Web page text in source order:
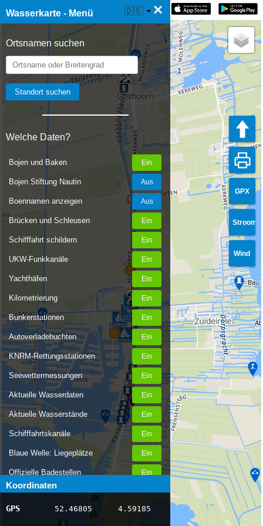
Wasserkarte - Menü ×
Ortsnamen suchen
Welche Daten?
Bojen und Baken
Bojen Stiftung Nautin
Boennamen anzeigen
Brücken und Schleusen
Schifffahrt schildern
UKW-Funkkanäle
Yachthäfen
Kilometrierung
Bunkerstationen
Autoverladebuchten
KNRM-Rettungsstationen
Seewettermessungen
Aktuelle Wasserdaten
Aktuelle Wasserstände
Schifffahrtskanäle
Blaue Welle: Liegeplätze
Offizielle Badestellen
Nachrichten Binnenschifffahrt
AIS-Schiffspositionen
Koordinaten
GPS 52.46805 4.59185
☰ Wasserkarte Live 🇩🇪
GPX
Stroom
Wind
Bau